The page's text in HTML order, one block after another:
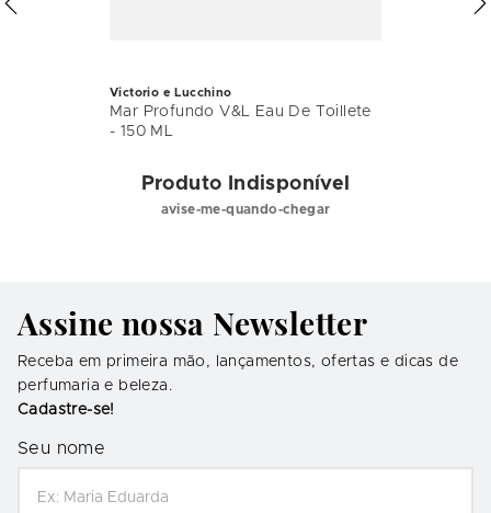
Victorio e Lucchino
Mar Profundo V&L Eau De Toillete
- 150 ML
Produto Indisponível
avise-me-quando-chegar
Assine nossa Newsletter
Receba em primeira mão, lançamentos, ofertas e dicas de
perfumaria e beleza.
Cadastre-se!
Seu nome